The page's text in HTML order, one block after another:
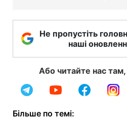
Не пропустіть
наші
Або читайте нас
Більше по темі: